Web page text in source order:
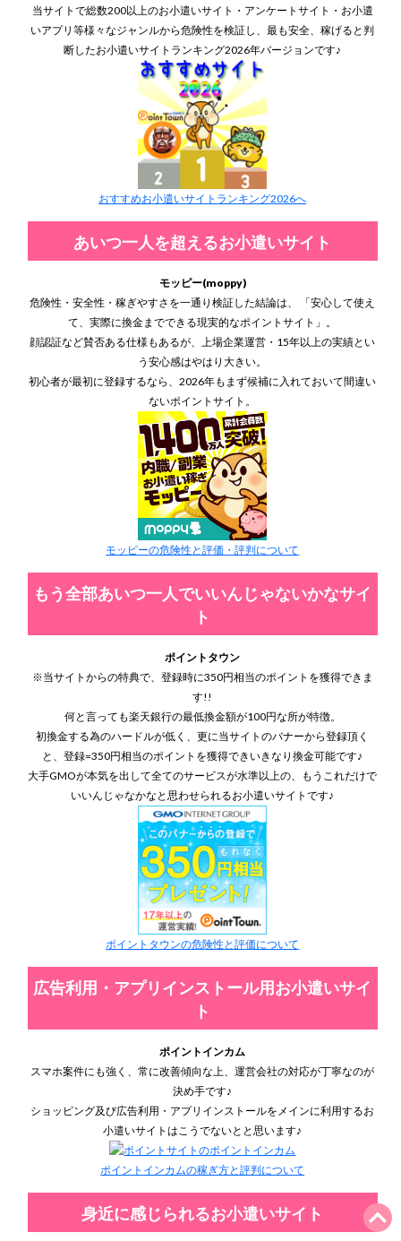
当サイトで総数200以上のお小遣いサイト・アンケートサイト・お小遣
いアプリ等様々なジャンルから危険性を検証し、最も安全、稼げると判
断したお小遣いサイトランキング2026年バージョンです♪
おすすめお小遣いサイトランキング2026へ
あいつ一人を超えるお小遣いサイト
モッピー(moppy)
危険性・安全性・稼ぎやすさを一通り検証した結論は、 「安心して使え
て、実際に換金までできる現実的なポイントサイト」。
顔認証など賛否ある仕様もあるが、上場企業運営・15年以上の実績とい
う安心感はやはり大きい。
初心者が最初に登録するなら、2026年もまず候補に入れておいて間違い
ないポイントサイト。
モッピーの危険性と評価・評判について
もう全部あいつ一人でいいんじゃないかなサイ
ト
ポイントタウン
※当サイトからの特典で、登録時に350円相当のポイントを獲得できま
す!!
何と言っても楽天銀行の最低換金額が100円な所が特徴。
初換金する為のハードルが低く、更に当サイトのバナーから登録頂く
と、登録=350円相当のポイントを獲得できいきなり換金可能です♪
大手GMOが本気を出して全てのサービスが水準以上の、もうこれだけで
いいんじゃなかなと思わせられるお小遣いサイトです♪
ポイントタウンの危険性と評価について
広告利用・アプリインストール用お小遣いサイ
ト
ポイントインカム
スマホ案件にも強く、常に改善傾向な上、運営会社の対応が丁寧なのが
決め手です♪
ショッピング及び広告利用・アプリインストールをメインに利用するお
小遣いサイトはこうでないとと思います♪
ポイントインカムの稼ぎ方と評判について
身近に感じられるお小遣いサイト